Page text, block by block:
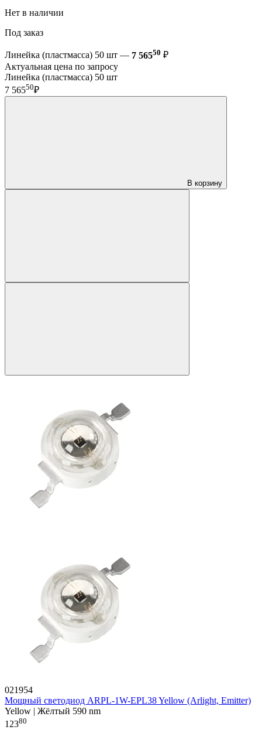
Нет в наличии
Под заказ
Линейка (пластмасса) 50 шт — 7 56550 ₽
Актуальная цена по запросу
Линейка (пластмасса) 50 шт
7 56550₽
В корзину
021954
Мощный светодиод ARPL-1W-EPL38 Yellow (Arlight, Emitter)
Yellow | Жёлтый 590 nm
12380